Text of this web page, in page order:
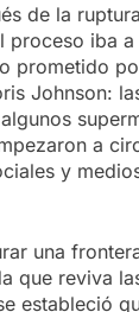
de la
proceso iba a
prometido
Johnson:
a
y
una
que reviva
estableció